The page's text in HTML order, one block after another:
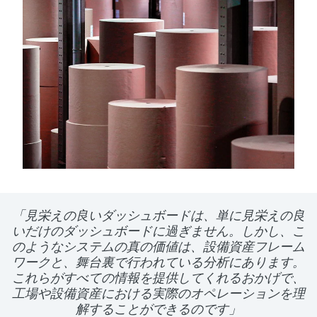
「見栄えの良いダッシュボードは、単に見栄えの良
いだけのダッシュボードに過ぎません。しかし、こ
のようなシステムの真の価値は、設備資産フレーム
ワークと、舞台裏で行われている分析にあります。
これらがすべての情報を提供してくれるおかげで、
工場や設備資産における実際のオペレーションを理
解することができるのです」